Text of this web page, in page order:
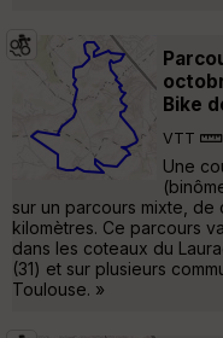
Bike
VTT
Une
sur un parcours mixte, de
kilomètres. Ce parcours
dans les coteaux du
(31) et sur plusieurs
Toulouse. »